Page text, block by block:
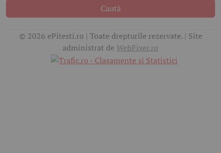
Caută
© 2026 ePitesti.ro | Toate drepturile rezervate. | Site
administrat de WebFixer.ro